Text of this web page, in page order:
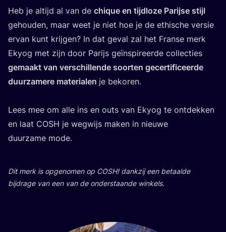
Heb je altijd al van de chi­que en tijd­lo­ze Parij­se stijl
gehou­den, maar weet je niet hoe je de ethi­sche ver­sie
ervan kunt krij­gen? In dat geval zal het Fran­se merk
Eky­og met zijn door Parijs geïn­spi­reer­de col­lec­ties
gemaakt van ver­schil­len­de soor­ten gecer­ti­fi­ceer­de
duur­za­me­re mate­ri­a­len je beko­ren.
Lees mee om alle ins en outs van Eky­og te ont­dek­ken
en laat COSH je weg­wijs maken in nieu­we
duur­za­me mode.
Dit merk is opge­no­men op COSH! dank­zij een betaal­de
bij­dra­ge van een van de onder­staan­de winkels.